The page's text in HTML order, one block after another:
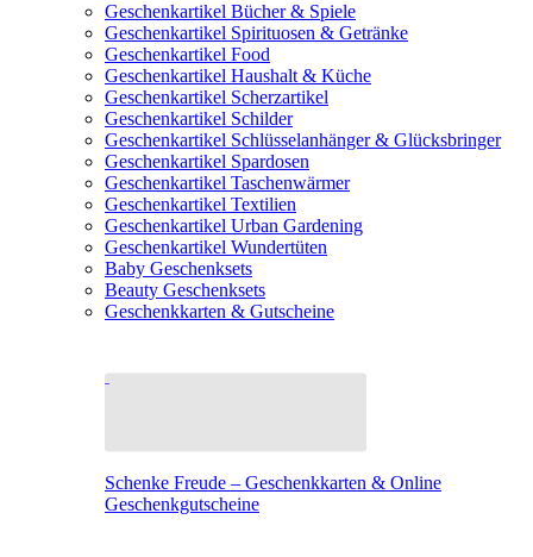
Geschenkartikel Bücher & Spiele
Geschenkartikel Spirituosen & Getränke
Geschenkartikel Food
Geschenkartikel Haushalt & Küche
Geschenkartikel Scherzartikel
Geschenkartikel Schilder
Geschenkartikel Schlüsselanhänger & Glücksbringer
Geschenkartikel Spardosen
Geschenkartikel Taschenwärmer
Geschenkartikel Textilien
Geschenkartikel Urban Gardening
Geschenkartikel Wundertüten
Baby Geschenksets
Beauty Geschenksets
Geschenkkarten & Gutscheine
Schenke Freude – Geschenkkarten & Online
Geschenkgutscheine